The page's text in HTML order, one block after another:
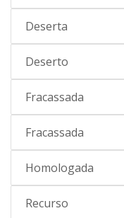
Deserta
Deserto
Fracassada
Fracassada
Homologada
Recurso